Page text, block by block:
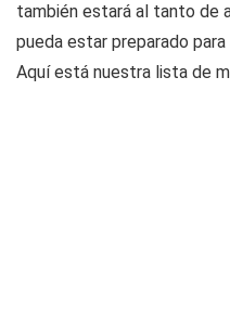
también estará al tanto de
pueda estar preparado
Aquí está nuestra lista de